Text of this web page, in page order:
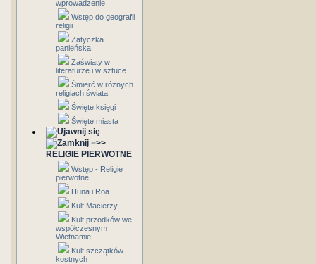
wprowadzenie
Wstęp do geografii
religii
Zatyczka
panieńska
Zaświaty w
literaturze i w sztuce
Śmierć w różnych
religiach świata
Święte księgi
Święte miasta
=>>
RELIGIE PIERWOTNE
Wstęp - Religie
pierwotne
Huna i Roa
Kult Macierzy
Kult przodków we
współczesnym
Wietnamie
Kult szczątków
kostnych